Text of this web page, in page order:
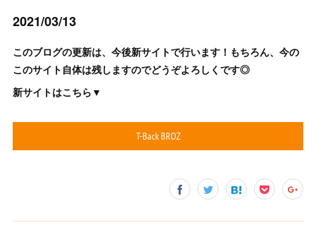
2021/03/13
このブログの更新は、今後新サイトで行います！もちろん、今の
このサイト自体は残しますのでどうぞよろしくです◎
新サイトはこちら▼
T-Back BROZ